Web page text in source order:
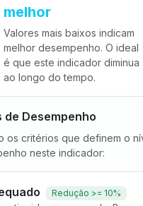
melhor
Valores mais baixos indicam
melhor desempenho. O ideal
é que este indicador diminua
ao longo do tempo.
de Desempenho
os critérios que definem o
neste indicador:
Redução >= 10%